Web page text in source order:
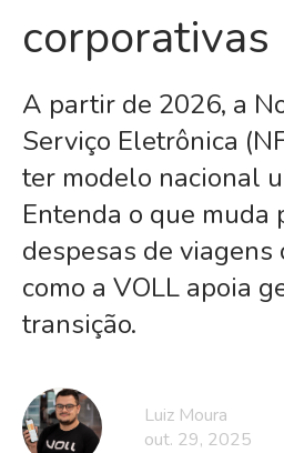
corporativas
A partir de 2026, a
Serviço Eletrônica
ter modelo nacional
Entenda o que muda
despesas de viagens
como a VOLL apoia
transição.
Luiz Moura
out. 29, 2025